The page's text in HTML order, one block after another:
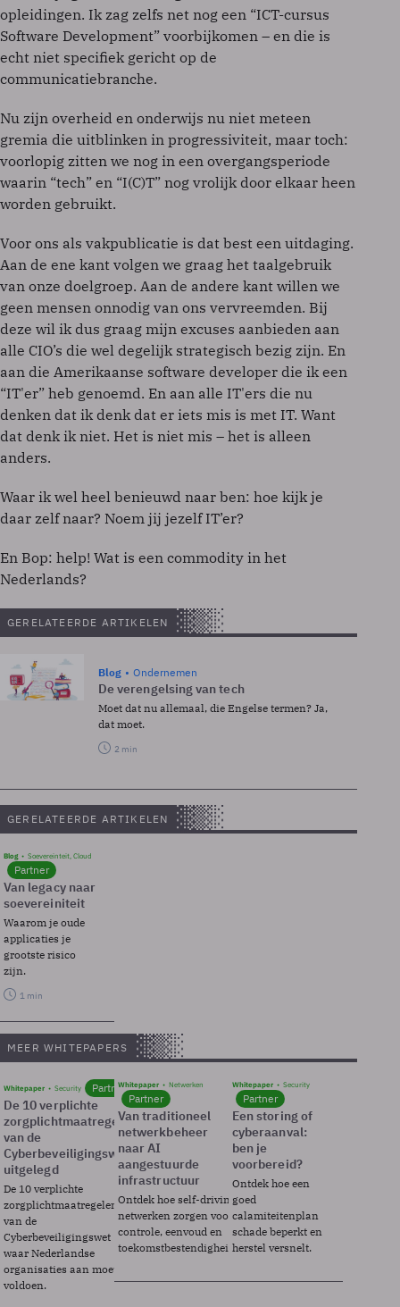
opleidingen. Ik zag zelfs net nog een “ICT-cursus
Software Development” voorbijkomen – en die is
echt niet specifiek gericht op de
communicatiebranche.
Nu zijn overheid en onderwijs nu niet meteen
gremia die uitblinken in progressiviteit, maar toch:
voorlopig zitten we nog in een overgangsperiode
waarin “tech” en “I(C)T” nog vrolijk door elkaar heen
worden gebruikt.
Voor ons als vakpublicatie is dat best een uitdaging.
Aan de ene kant volgen we graag het taalgebruik
van onze doelgroep. Aan de andere kant willen we
geen mensen onnodig van ons vervreemden. Bij
deze wil ik dus graag mijn excuses aanbieden aan
alle CIO’s die wel degelijk strategisch bezig zijn. En
aan die Amerikaanse software developer die ik een
“IT'er” heb genoemd. En aan alle IT'ers die nu
denken dat ik denk dat er iets mis is met IT. Want
dat denk ik niet. Het is niet mis – het is alleen
anders.
Waar ik wel heel benieuwd naar ben: hoe kijk je
daar zelf naar? Noem jij jezelf IT’er?
En Bop: help! Wat is een commodity in het
Nederlands?
GERELATEERDE ARTIKELEN
Blog Ondernemen
De verengelsing van tech
Moet dat nu allemaal, die Engelse termen? Ja,
dat moet.
2 min
GERELATEERDE ARTIKELEN
Blog Soevereinteit, Cloud
Partner
Van legacy naar
soevereiniteit
Waarom je oude
applicaties je
grootste risico
zijn.
1 min
MEER WHITEPAPERS
Whitepaper Security Partner
De 10 verplichte
zorgplichtmaatregelen
van de
Cyberbeveiligingswet
uitgelegd
De 10 verplichte
zorgplichtmaatregelen
van de
Cyberbeveiligingswet
waar Nederlandse
organisaties aan moeten
voldoen.
Whitepaper Netwerken
Partner
Van traditioneel
netwerkbeheer
naar AI
aangestuurde
infrastructuur
Ontdek hoe self-driving
netwerken zorgen voor
controle, eenvoud en
toekomstbestendigheid.
Whitepaper Security
Partner
Een storing of
cyberaanval:
ben je
voorbereid?
Ontdek hoe een
goed
calamiteitenplan
schade beperkt en
herstel versnelt.